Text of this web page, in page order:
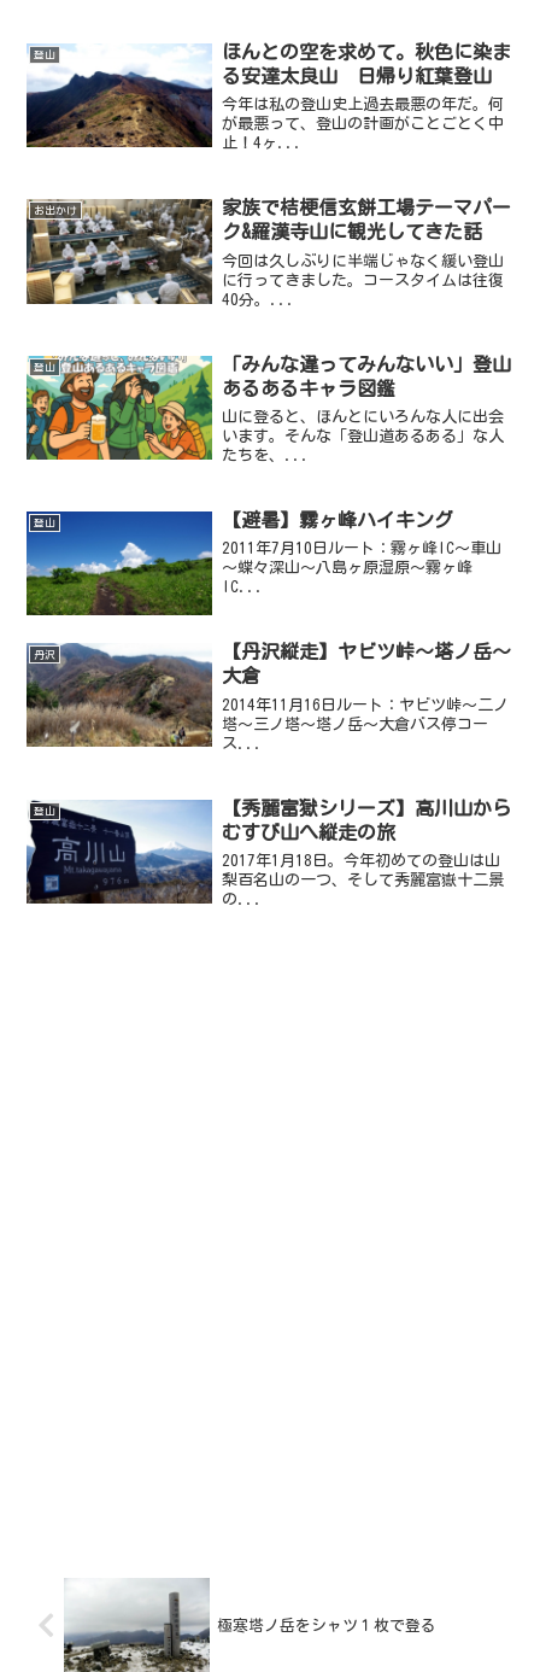
登山
ほんとの空を求めて。秋色に染ま
る安達太良山 日帰り紅葉登山
今年は私の登山史上過去最悪の年だ。何
が最悪って、登山の計画がことごとく中
止！4ヶ...
お出かけ
家族で桔梗信玄餅工場テーマパー
ク&羅漢寺山に観光してきた話
今回は久しぶりに半端じゃなく緩い登山
に行ってきました。コースタイムは往復
40分。...
登山
「みんな違ってみんないい」登山
あるあるキャラ図鑑
山に登ると、ほんとにいろんな人に出会
います。そんな「登山道あるある」な人
たちを、...
登山 【避暑】霧ヶ峰ハイキング
2011年7月10日ルート：霧ヶ峰IC～車山
～蝶々深山～八島ヶ原湿原～霧ヶ峰
IC...
丹沢
【丹沢縦走】ヤビツ峠～塔ノ岳～
大倉
2014年11月16日ルート：ヤビツ峠～二ノ
塔～三ノ塔～塔ノ岳～大倉バス停コー
ス...
登山
【秀麗富獄シリーズ】高川山から
むすび山へ縦走の旅
2017年1月18日。今年初めての登山は山
梨百名山の一つ、そして秀麗富嶽十二景
の...
極寒塔ノ岳をシャツ１枚で登る